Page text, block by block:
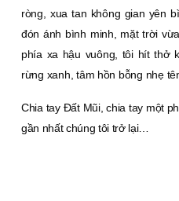
ròng, xua tan không gian yên
đón ánh bình minh, mặt trời
phía xa hậu vuông, tôi hít thở
rừng xanh, tâm hồn bỗng nhẹ
Chia tay Ðất Mũi, chia tay một
gần nhất chúng tôi trở lại…